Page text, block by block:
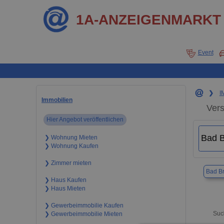
1A-ANZEIGENMARKT
Event
Immobilien
Hier Angebot veröffentlichen
❯ Wohnung Mieten
❯ Wohnung Kaufen
❯ Zimmer mieten
❯ Haus Kaufen
❯ Haus Mieten
❯ Gewerbeimmobilie Kaufen
❯ Gewerbeimmobilie Mieten
❯
Bad